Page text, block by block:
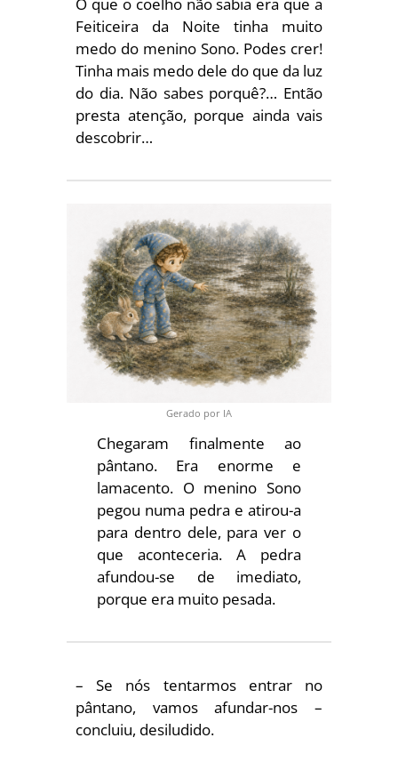
O que o coelho não sabia era que a
Feiticeira da Noite tinha muito
medo do menino Sono. Podes crer!
Tinha mais medo dele do que da luz
do dia. Não sabes porquê?… Então
presta atenção, porque ainda vais
descobrir…
Chegaram finalmente ao
pântano. Era enorme e
lamacento. O menino Sono
pegou numa pedra e atirou-a
para dentro dele, para ver o
que aconteceria. A pedra
afundou-se de imediato,
porque era muito pesada.
Gerado por IA
– Se nós tentarmos entrar no
pântano, vamos afundar-nos –
concluiu, desiludido.